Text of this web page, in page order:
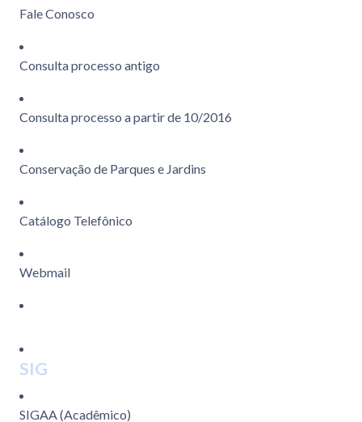
Fale Conosco
Consulta processo antigo
Consulta processo a partir de 10/2016
Conservação de Parques e Jardins
Catálogo Telefônico
Webmail
SIG
SIGAA (Acadêmico)